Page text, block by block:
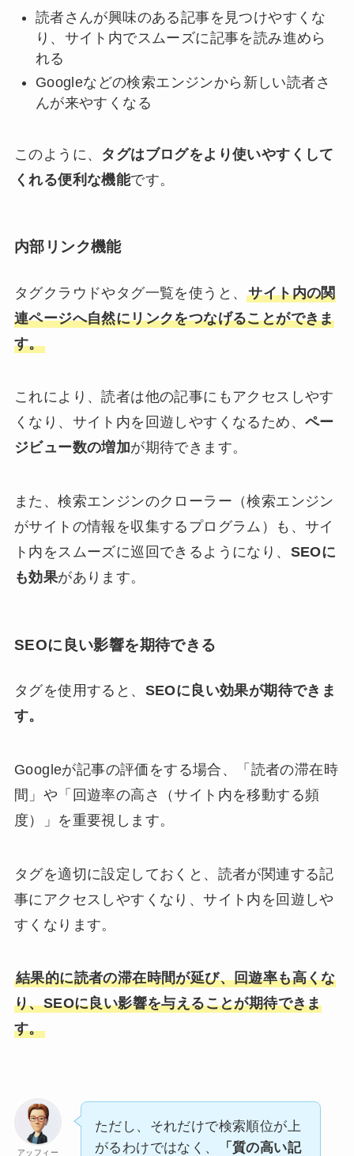
読者さんが興味のある記事を見つけやすくな
り、サイト内でスムーズに記事を読み進めら
れる
Googleなどの検索エンジンから新しい読者さ
んが来やすくなる
このように、 タグはブログをより使いやすくして
くれる便利な機能です。
内部リンク機能
タグクラウドやタグ一覧を使うと、サイト内の関
連ページへ自然にリンクをつなげることができま
す。
これにより、読者は他の記事にもアクセスしやす
くなり、サイト内を回遊しやすくなるため、 ペー
ジビュー数の増加が期待できます。
また、検索エンジンのクローラー（検索エンジン
がサイトの情報を収集するプログラム）も、サイ
ト内をスムーズに巡回できるようになり、 SEOに
も効果があります。
SEOに良い影響を期待できる
タグを使用すると、 SEOに良い効果が期待できま
す。
Googleが記事の評価をする場合、「読者の滞在時
間」や「回遊率の高さ（サイト内を移動する頻
度）」を重要視します。
タグを適切に設定しておくと、読者が関連する記
事にアクセスしやすくなり、サイト内を回遊しや
すくなります。
結果的に読者の滞在時間が延び、回遊率も高くな
り、SEOに良い影響を与えることが期待できま
す。
アッフィー
ただし、それだけで検索順位が上
がるわけではなく、
「質の高い記